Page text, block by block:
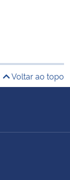
Voltar ao topo